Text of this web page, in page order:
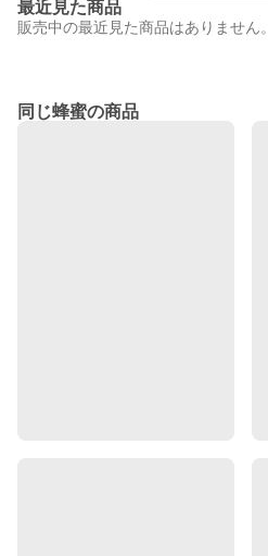
最近見た商品
販売中の最近見た商品はありません。
同じ蜂蜜の商品